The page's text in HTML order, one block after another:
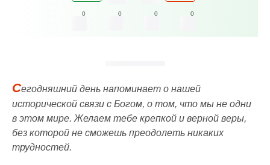
0 0 0 0
Сегодняшний день напоминает о нашей
исторической связи с Богом, о том, что мы не одни
в этом мире. Желаем тебе крепкой и верной веры,
без которой не сможешь преодолеть никаких
трудностей.